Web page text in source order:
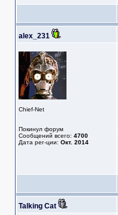
alex_231
Chief-Net
Покинул форум
Сообщений всего: 4700
Дата рег-ции: Окт. 2014
Talking Cat